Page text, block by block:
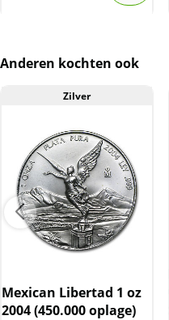
Anderen kochten ook
Zilver
Mexican Libertad 1 oz
2004 (450.000 oplage)